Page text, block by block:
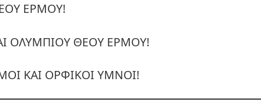
ΕΡΜΟΥ!
ΟΛΥΜΠΙΟΥ ΘΕΟΥ ΕΡΜΟΥ!
ΚΑΙ ΟΡΦΙΚΟΙ ΥΜΝΟΙ!